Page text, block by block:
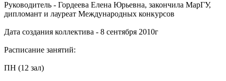
Руководитель - Гордеева Елена Юрьевна, закончила МарГУ,
дипломант и лауреат Международных конкурсов
Дата создания коллектива - 8 сентября 2010г
Расписание занятий:
ПН (12 зал)